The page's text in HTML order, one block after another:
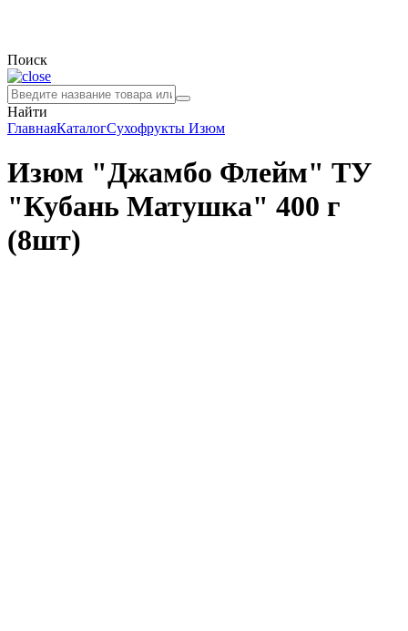
Поиск
Найти
ГлавнаяКаталогСухофрукты Изюм
Изюм "Джамбо Флейм" ТУ
"Кубань Матушка" 400 г
(8шт)